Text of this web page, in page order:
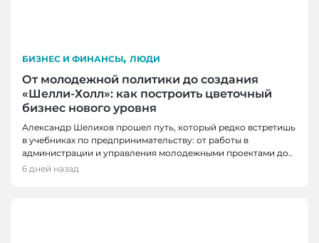
БИЗНЕС И ФИНАНСЫ, ЛЮДИ
От молодежной политики до создания
«Шелли-Холл»: как построить цветочный
бизнес нового уровня
Александр Шелихов прошел путь, который редко встретишь
в учебниках по предпринимательству: от работы в
администрации и управления молодежными проектами до..
6 дней назад